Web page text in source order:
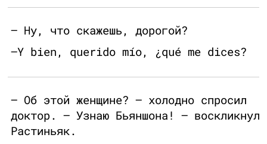
— Ну, что скажешь, дорогой?
—Y bien, querido mío, ¿qué me dices?
— Об этой женщине? — холодно спросил
доктор. — Узнаю Бьяншона! — воскликнул
Растиньяк.